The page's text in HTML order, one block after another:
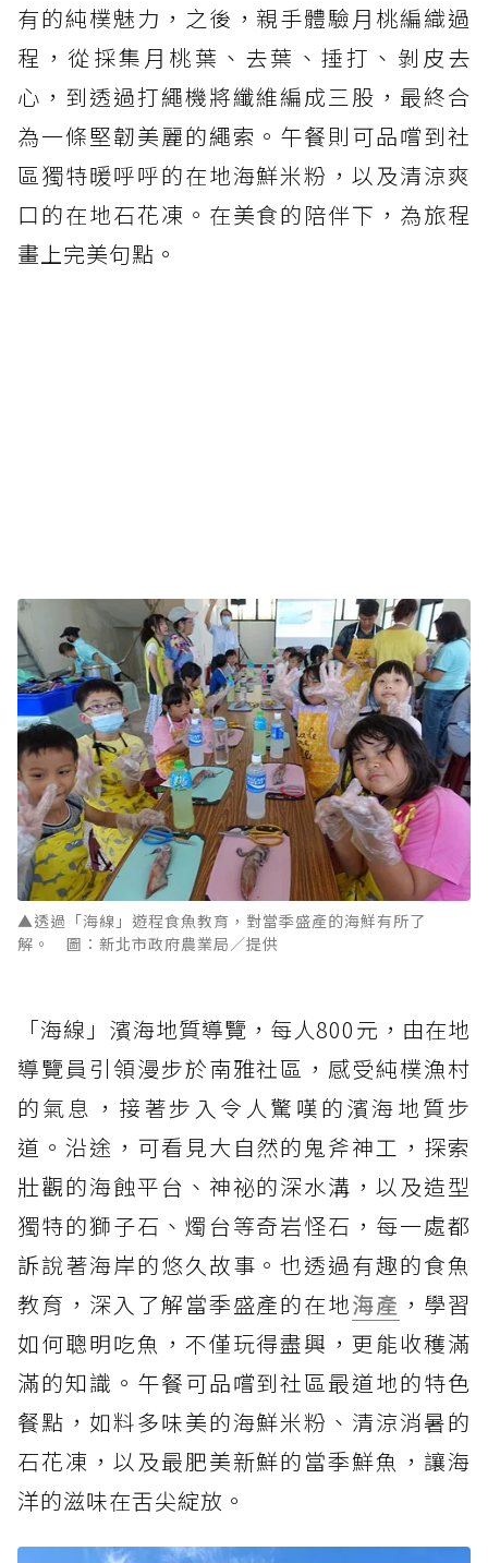
有的純樸魅力，之後，親手體驗月桃編織過
程，從採集月桃葉、去葉、捶打、剝皮去
心，到透過打繩機將纖維編成三股，最終合
為一條堅韌美麗的繩索。午餐則可品嚐到社
區獨特暖呼呼的在地海鮮米粉，以及清涼爽
口的在地石花凍。在美食的陪伴下，為旅程
畫上完美句點。
▲透過「海線」遊程食魚教育，對當季盛產的海鮮有所了
解。 圖：新北市政府農業局／提供
「海線」濱海地質導覽，每人800元，由在地
導覽員引領漫步於南雅社區，感受純樸漁村
的氣息，接著步入令人驚嘆的濱海地質步
道。沿途，可看見大自然的鬼斧神工，探索
壯觀的海蝕平台、神祕的深水溝，以及造型
獨特的獅子石、燭台等奇岩怪石，每一處都
訴說著海岸的悠久故事。也透過有趣的食魚
教育，深入了解當季盛產的在地海產 ，學習
如何聰明吃魚，不僅玩得盡興，更能收穫滿
滿的知識。午餐可品嚐到社區最道地的特色
餐點，如料多味美的海鮮米粉、清涼消暑的
石花凍，以及最肥美新鮮的當季鮮魚，讓海
洋的滋味在舌尖綻放。